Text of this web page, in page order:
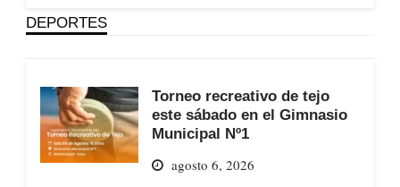
DEPORTES
Torneo recreativo de tejo
este sábado en el Gimnasio
Municipal Nº1
agosto 6, 2026